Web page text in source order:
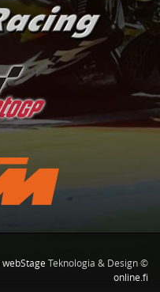
webStage Teknologia & Design ©
online.fi